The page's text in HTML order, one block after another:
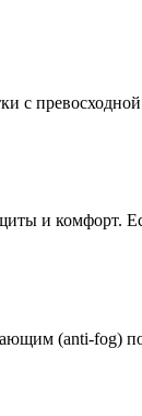
с
и комфорт.
(anti-fog)